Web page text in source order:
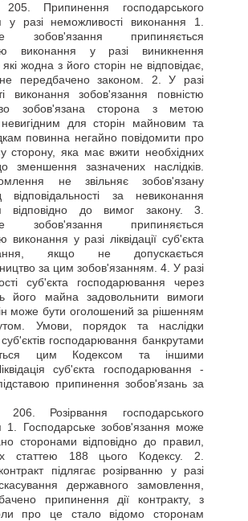
205. Припинення господарського
у разі неможливості виконання 1.
зобов'язання припиняється
виконання у разі виникнення
жодна з його сторін не відповідає,
передбачено законом. 2. У разі
виконання зобов'язання повністю
зобов'язана сторона з метою
невигідним для сторін майновим та
повинна негайно повідомити про
сторону, яка має вжити необхідних
зменшення зазначених наслідків.
не звільняє зобов'язану
відповідальності за невиконання
відповідно до вимог закону. 3.
зобов'язання припиняється
виконання у разі ліквідації суб'єкта
якщо не допускається
за цим зобов'язанням. 4. У разі
суб'єкта господарювання через
його майна задовольнити вимоги
може бути оголошений за рішенням
Умови, порядок та наслідки
господарювання банкрутами
цим Кодексом та іншими
суб'єкта господарювання -
припинення зобов'язань за
206. Розірвання господарського
1. Господарське зобов'язання може
сторонами відповідно до правил,
статтею 188 цього Кодексу. 2.
підлягає розірванню у разі
державного замовлення,
припинення дії контракту, з
про це стало відомо сторонам